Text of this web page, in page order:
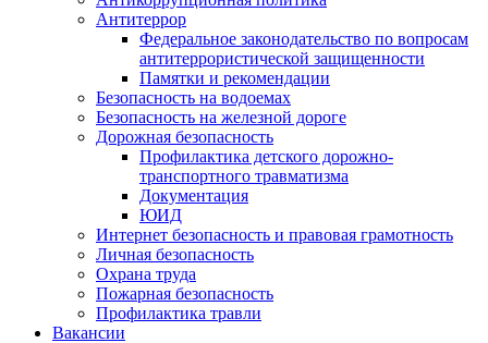
Антитеррор
Федеральное законодательство по вопросам
антитеррористической защищенности
Памятки и рекомендации
Безопасность на водоемах
Безопасность на железной дороге
Дорожная безопасность
Профилактика детского дорожно-
транспортного травматизма
Документация
ЮИД
Интернет безопасность и правовая грамотность
Личная безопасность
Охрана труда
Пожарная безопасность
Профилактика травли
Вакансии